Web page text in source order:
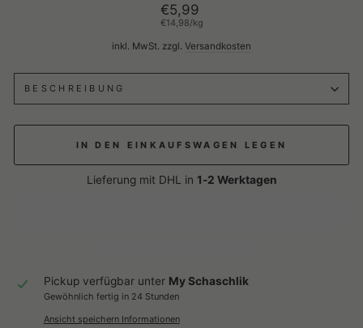
Normaler
Preis
€5,99
€14,98/kg
inkl. MwSt. zzgl. Versandkosten
BESCHREIBUNG
IN DEN EINKAUFSWAGEN LEGEN
Lieferung mit DHL in 1-2 Werktagen
Pickup verfügbar unter My Schaschlik
Gewöhnlich fertig in 24 Stunden
Ansicht speichern Informationen